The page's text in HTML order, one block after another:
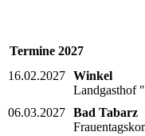
Termine 2027
16.02.2027 Winkel
Landgasthof
06.03.2027 Bad Tabarz